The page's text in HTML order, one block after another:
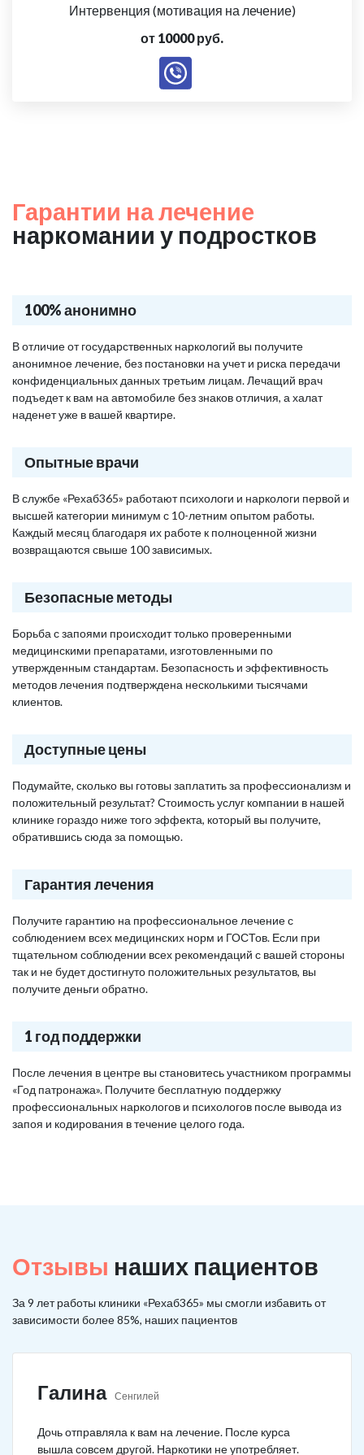
Интервенция (мотивация на лечение)
от 10000 руб.
Гарантии на лечение
наркомании у подростков
100% анонимно
В отличие от государственных наркологий вы получите
анонимное лечение, без постановки на учет и риска передачи
конфиденциальных данных третьим лицам. Лечащий врач
подъедет к вам на автомобиле без знаков отличия, а халат
наденет уже в вашей квартире.
Опытные врачи
В службе «Рехаб365» работают психологи и наркологи первой и
высшей категории минимум с 10-летним опытом работы.
Каждый месяц благодаря их работе к полноценной жизни
возвращаются свыше 100 зависимых.
Безопасные методы
Борьба с запоями происходит только проверенными
медицинскими препаратами, изготовленными по
утвержденным стандартам. Безопасность и эффективность
методов лечения подтверждена несколькими тысячами
клиентов.
Доступные цены
Подумайте, сколько вы готовы заплатить за профессионализм и
положительный результат? Стоимость услуг компании в нашей
клинике гораздо ниже того эффекта, который вы получите,
обратившись сюда за помощью.
Гарантия лечения
Получите гарантию на профессиональное лечение с
соблюдением всех медицинских норм и ГОСТов. Если при
тщательном соблюдении всех рекомендаций с вашей стороны
так и не будет достигнуто положительных результатов, вы
получите деньги обратно.
1 год поддержки
После лечения в центре вы становитесь участником программы
«Год патронажа». Получите бесплатную поддержку
профессиональных наркологов и психологов после вывода из
запоя и кодирования в течение целого года.
Отзывы наших пациентов
За 9 лет работы клиники «Рехаб365» мы смогли избавить от
зависимости более 85%, наших пациентов
Галина Сенгилей
Дочь отправляла к вам на лечение. После курса
вышла совсем другой. Наркотики не употребляет.